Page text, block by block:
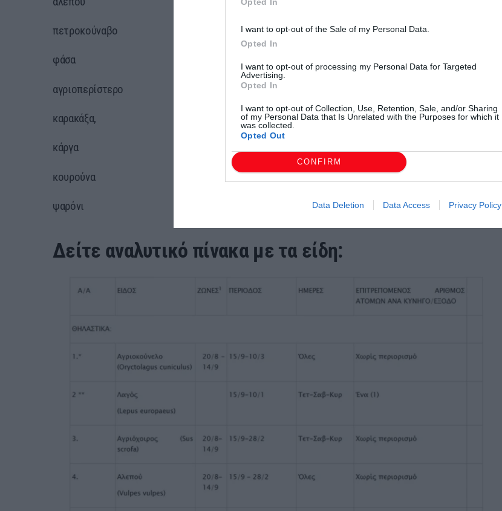
I want to opt-out of the Sale of my Personal Data.
Opted In
I want to opt-out of processing my Personal Data for Targeted
Advertising.
Opted In
I want to opt-out of Collection, Use, Retention, Sale, and/or Sharing
of my Personal Data that Is Unrelated with the Purposes for which it
was collected.
Opted Out
CONFIRM
Data Deletion Data Access Privacy Policy
πετροκούναβο
φάσα
αγριοπερίστερο
καρακάξα,
κάργα
κουρούνα
ψαρόνι
Δείτε αναλυτικό πίνακα με τα είδη: